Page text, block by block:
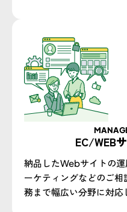
EC/WEB
納品したWebサイトの
ーケティングなどのご
務まで幅広い分野に対応